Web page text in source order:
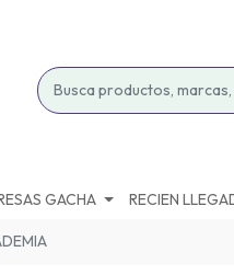
GACHA RECIEN